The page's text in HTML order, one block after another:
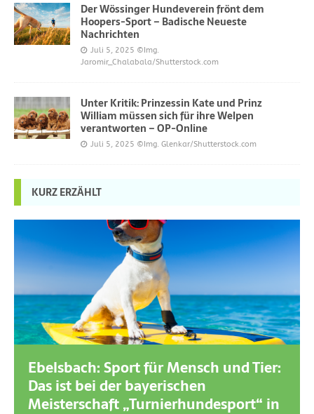
Der Wössinger Hundeverein frönt dem
Hoopers-Sport – Badische Neueste
Nachrichten
Juli 5, 2025 ©Img.
Jaromir_Chalabala/Shutterstock.com
Unter Kritik: Prinzessin Kate und Prinz
William müssen sich für ihre Welpen
verantworten – OP-Online
Juli 5, 2025 ©Img. Glenkar/Shutterstock.com
KURZ ERZÄHLT
Ebelsbach: Sport für Mensch und Tier:
Das ist bei der bayerischen
Meisterschaft „Turnierhundesport“ in